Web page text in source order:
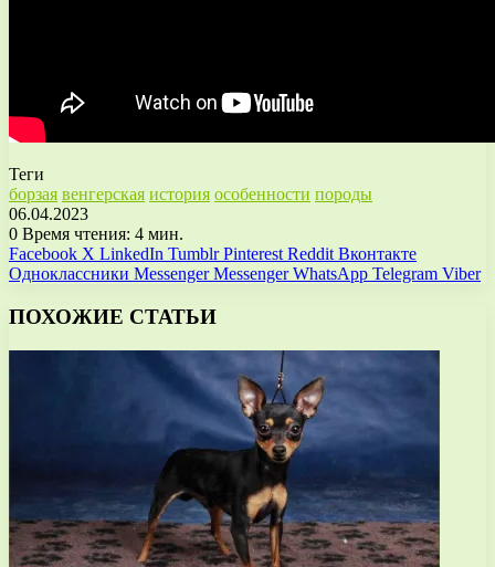
Теги
борзая венгерская история особенности породы
06.04.2023
0 Время чтения: 4 мин.
Facebook X LinkedIn Tumblr Pinterest Reddit Вконтакте
Одноклассники Messenger Messenger WhatsApp Telegram Viber
ПОХОЖИЕ СТАТЬИ